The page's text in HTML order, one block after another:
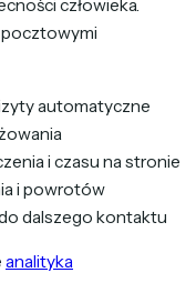
człowieka.
automatyczne
i czasu na stronie
i powrotów
dalszego kontaktu
analityka